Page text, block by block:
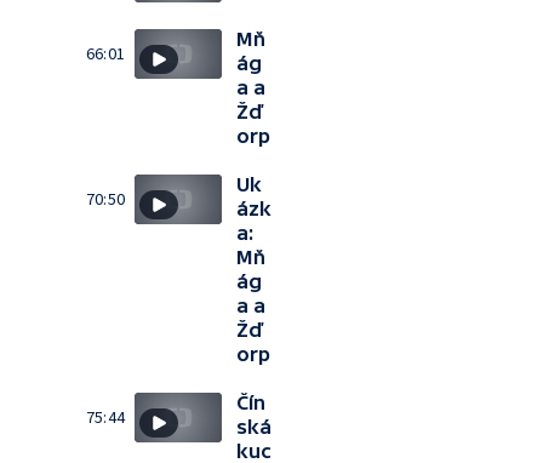
66:01
Mň
ág
a a
Žď
orp
70:50
Uk
ázk
a:
Mň
ág
a a
Žď
orp
75:44
Čín
ská
kuc